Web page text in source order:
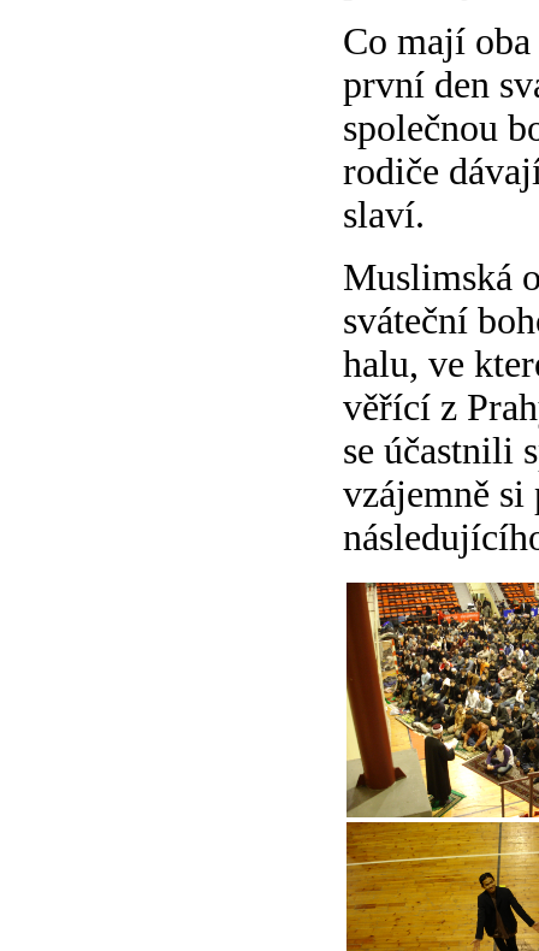
Co mají
první den
společnou
rodiče
slaví.
Muslimská
sváteční
halu, ve
věřící z
se účastnili
vzájemně si